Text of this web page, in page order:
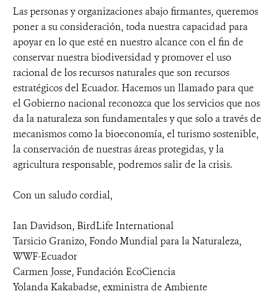
Las personas y organizaciones abajo firmantes, queremos
poner a su consideración, toda nuestra capacidad para
apoyar en lo que esté en nuestro alcance con el fin de
conservar nuestra biodiversidad y promover el uso
racional de los recursos naturales que son recursos
estratégicos del Ecuador. Hacemos un llamado para que
el Gobierno nacional reconozca que los servicios que nos
da la naturaleza son fundamentales y que solo a través de
mecanismos como la bioeconomía, el turismo sostenible,
la conservación de nuestras áreas protegidas, y la
agricultura responsable, podremos salir de la crisis.
Con un saludo cordial,
Ian Davidson, BirdLife International
Tarsicio Granizo, Fondo Mundial para la Naturaleza,
WWF-Ecuador
Carmen Josse, Fundación EcoCiencia
Yolanda Kakabadse, exministra de Ambiente